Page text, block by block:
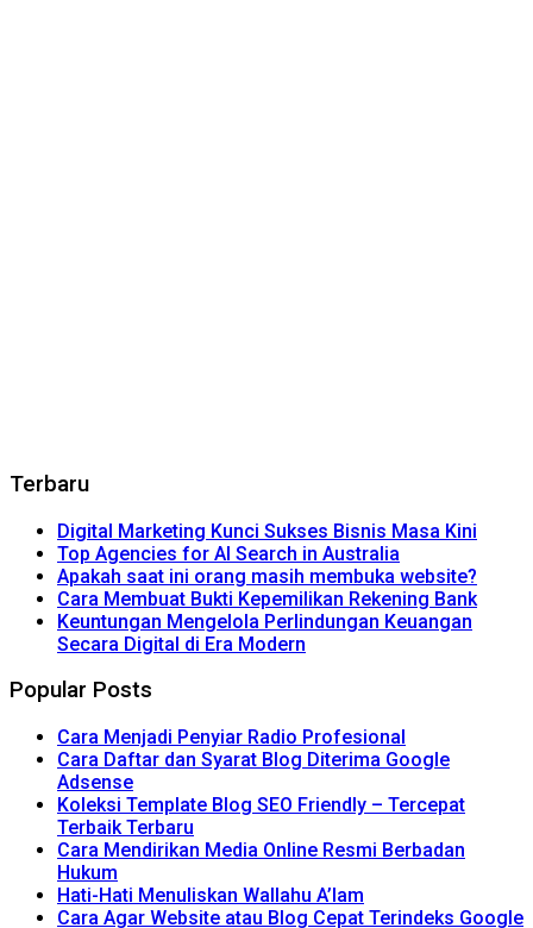
Terbaru
Digital Marketing Kunci Sukses Bisnis Masa Kini
Top Agencies for AI Search in Australia
Apakah saat ini orang masih membuka website?
Cara Membuat Bukti Kepemilikan Rekening Bank
Keuntungan Mengelola Perlindungan Keuangan
Secara Digital di Era Modern
Popular Posts
Cara Menjadi Penyiar Radio Profesional
Cara Daftar dan Syarat Blog Diterima Google
Adsense
Koleksi Template Blog SEO Friendly – Tercepat
Terbaik Terbaru
Cara Mendirikan Media Online Resmi Berbadan
Hukum
Hati-Hati Menuliskan Wallahu A’lam
Cara Agar Website atau Blog Cepat Terindeks Google